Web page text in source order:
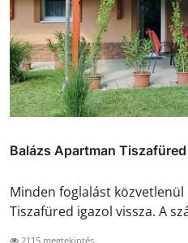
Balázs Apartman Tiszafüred
Minden foglalást közvetlenül
Tiszafüred igazol vissza. A
2115 megtekintés